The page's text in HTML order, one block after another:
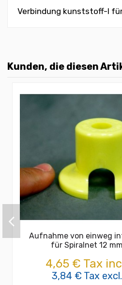
Verbindung kunststoff-I
Kunden, die diesen
Aufnahme von einweg
für Spiralnet 12 mm
4,65 € Tax
3,84 € Tax excl.